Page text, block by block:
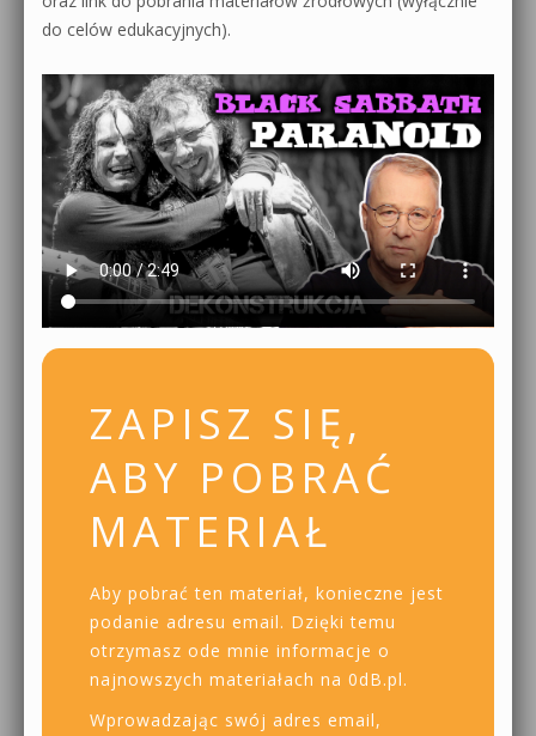
do celów edukacyjnych).
ZAPISZ SIĘ,
ABY POBRAĆ
MATERIAŁ
Aby pobrać ten materiał, konieczne jest
podanie adresu email. Dzięki temu
otrzymasz ode mnie informacje o
najnowszych materiałach na 0dB.pl.
Wprowadzając swój adres email,